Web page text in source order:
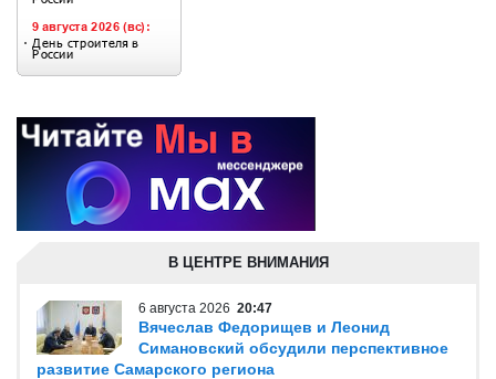
В ЦЕНТРЕ ВНИМАНИЯ
6 августа 2026 20:47
Вячеслав Федорищев и Леонид
Симановский обсудили перспективное
развитие Самарского региона